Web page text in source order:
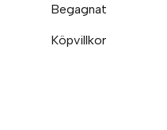
Begagnat
Köpvillkor